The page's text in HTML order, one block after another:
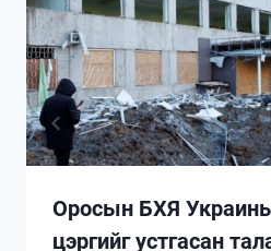
Оросын БХЯ
цэргийг устгасан